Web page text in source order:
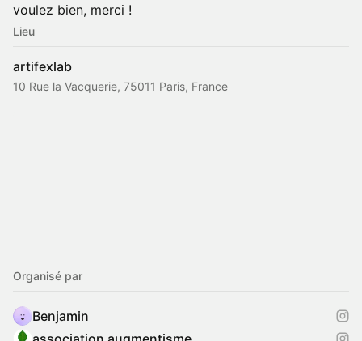
voulez bien, merci !
Lieu
artifexlab
10 Rue la Vacquerie, 75011 Paris, France
Organisé par
Benjamin